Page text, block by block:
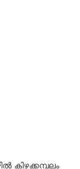
കിഴക്കമ്പലം